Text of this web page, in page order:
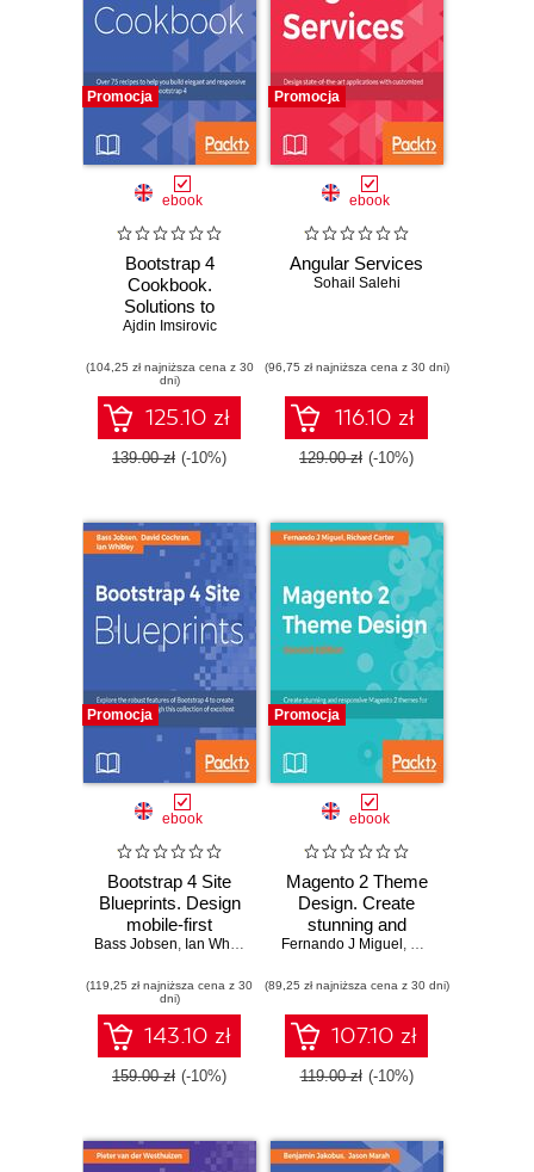
Promocja
ebook
Bootstrap 4
Cookbook.
Solutions to
common problems
Responsive Web
Design
Ajdin Imsirovic
(104,25 zł najniższa cena z 30
dni)
125.10 zł
139.00 zł (-10%)
Promocja
ebook
Angular Services
Sohail Salehi
(96,75 zł najniższa cena z 30 dni)
116.10 zł
129.00 zł (-10%)
Promocja
ebook
Bootstrap 4 Site
Blueprints. Design
mobile-first
responsive
Bootstrap 4 -
Second Edition
Bass Jobsen, Ian Whitney David Cochran
(119,25 zł najniższa cena z 30
dni)
143.10 zł
159.00 zł (-10%)
Promocja
ebook
Magento 2 Theme
Design. Create
stunning and
responsive
for your business -
Second Edition
Fernando J Miguel , Richard Carter
(89,25 zł najniższa cena z 30 dni)
107.10 zł
119.00 zł (-10%)